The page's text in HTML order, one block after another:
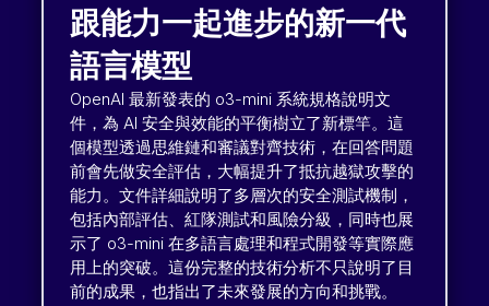
跟能力一起進步的新一代
語言模型
OpenAI 最新發表的 o3-mini 系統規格說明文
件，為 AI 安全與效能的平衡樹立了新標竿。這
個模型透過思維鏈和審議對齊技術，在回答問題
前會先做安全評估，大幅提升了抵抗越獄攻擊的
能力。文件詳細說明了多層次的安全測試機制，
包括內部評估、紅隊測試和風險分級，同時也展
示了 o3-mini 在多語言處理和程式開發等實際應
用上的突破。這份完整的技術分析不只說明了目
前的成果，也指出了未來發展的方向和挑戰。